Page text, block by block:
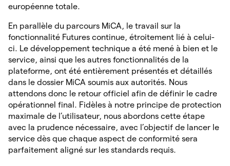
européenne totale.
En parallèle du parcours MiCA, le travail sur la
fonctionnalité Futures continue, étroitement lié à celui-
ci. Le développement technique a été mené à bien et le
service, ainsi que les autres fonctionnalités de la
plateforme, ont été entièrement présentés et détaillés
dans le dossier MiCA soumis aux autorités. Nous
attendons donc le retour officiel afin de définir le cadre
opérationnel final. Fidèles à notre principe de protection
maximale de l’utilisateur, nous abordons cette étape
avec la prudence nécessaire, avec l’objectif de lancer le
service dès que chaque aspect de conformité sera
parfaitement aligné sur les standards requis.